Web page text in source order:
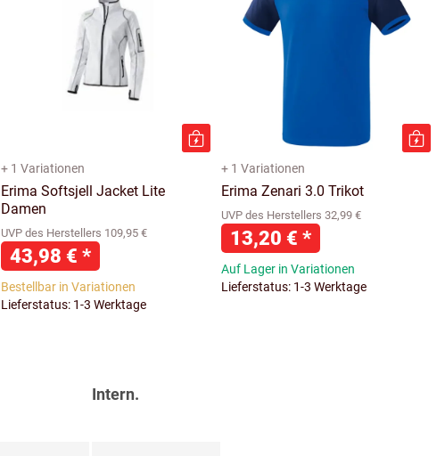
+ 1 Variationen
Erima Softsjell Jacket Lite
Damen
UVP des Herstellers 109,95 €
43,98 € *
Bestellbar in Variationen
Lieferstatus: 1-3 Werktage
+ 1 Variationen
Erima Zenari 3.0 Trikot
UVP des Herstellers 32,99 €
13,20 € *
Auf Lager in Variationen
Lieferstatus: 1-3 Werktage
Intern.